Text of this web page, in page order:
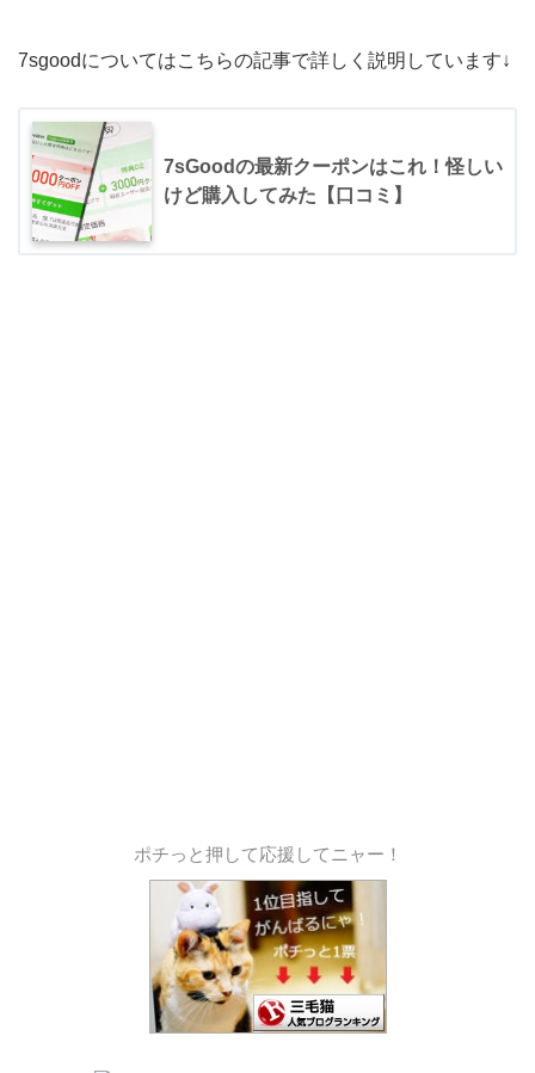
7sgoodについてはこちらの記事で詳しく説明しています↓
7sGoodの最新クーポンはこれ！怪しい
けど購入してみた【口コミ】
ポチっと押して応援してニャー！